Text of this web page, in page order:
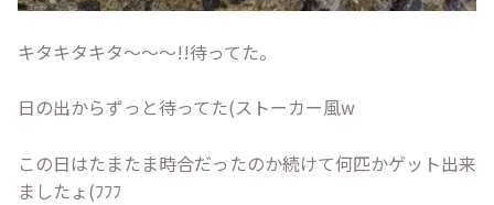
キタキタキタ～～～!!待ってた。
日の出からずっと待ってた(ストーカー風w
この日はたまたま時合だったのか続けて何匹かゲット出来
ましたょ(ﾌﾌﾌ